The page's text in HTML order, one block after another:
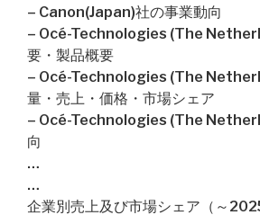
– Canon(Japan)社の事業動向
– Océ-Technologies (The
要・製品概要
– Océ-Technologies (The
量・売上・価格・市場シェア
– Océ-Technologies (The
向
…
…
企業別売上及び市場シェア（～